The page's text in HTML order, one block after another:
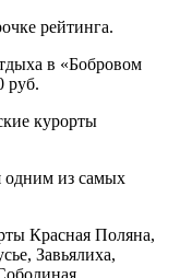
рейтинга.
в «Бобровом
руб.
курорты
одним из самых
Красная Поляна,
Завьялиха,